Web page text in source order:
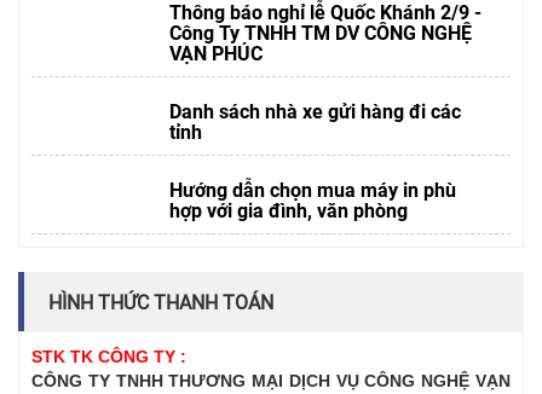
Thông báo nghỉ lễ Quốc Khánh 2/9 -
Công Ty TNHH TM DV CÔNG NGHỆ
VẠN PHÚC
Danh sách nhà xe gửi hàng đi các
tỉnh
Hướng dẫn chọn mua máy in phù
hợp với gia đình, văn phòng
HÌNH THỨC THANH TOÁN
STK TK CÔNG TY :
CÔNG TY TNHH THƯƠNG MẠI DỊCH VỤ CÔNG NGHỆ VẠN